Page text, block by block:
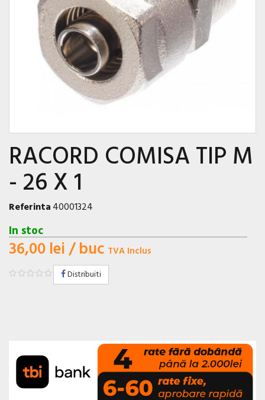
RACORD COMISA TIP M
- 26 X 1
Referinta40001324
In stoc
36,00 lei/ buc TVA Inclus
Distribuiti